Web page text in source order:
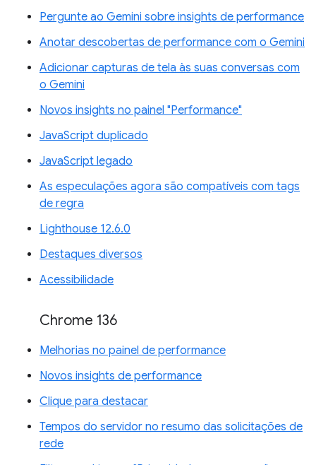
Pergunte ao Gemini sobre insights de performance
Anotar descobertas de performance com o Gemini
Adicionar capturas de tela às suas conversas com
o Gemini
Novos insights no painel "Performance"
JavaScript duplicado
JavaScript legado
As especulações agora são compatíveis com tags
de regra
Lighthouse 12.6.0
Destaques diversos
Acessibilidade
Chrome 136
Melhorias no painel de performance
Novos insights de performance
Clique para destacar
Tempos do servidor no resumo das solicitações de
rede